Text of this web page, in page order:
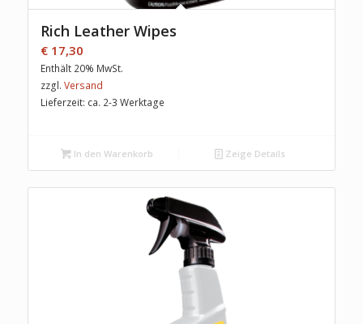
Rich Leather Wipes
€17,30
Enthält 20% MwSt.
zzgl. Versand
Lieferzeit: ca. 2-3 Werktage
In den Warenkorb Zeige Details